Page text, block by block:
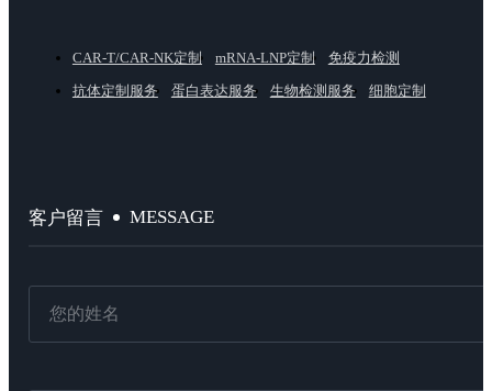
CAR-T/CAR-NK定制 mRNA-LNP定制
免疫力检测
抗体定制服务
蛋白表达服务 生物检测服务 细胞定制
客户留言 MESSAGE